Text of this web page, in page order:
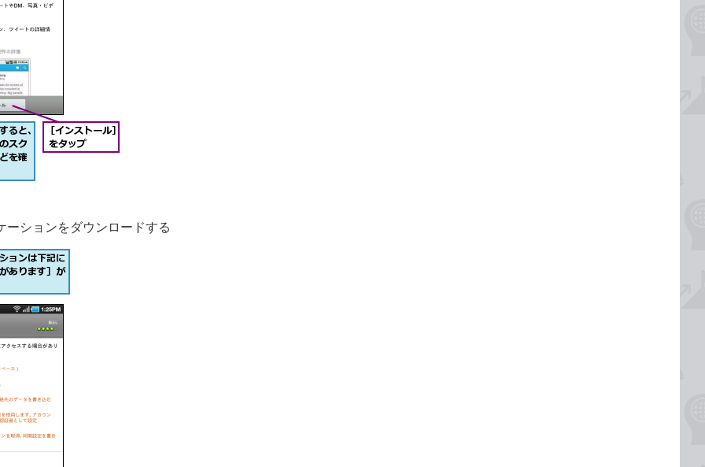
ーションをダウンロードする